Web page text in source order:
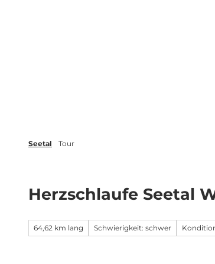
Seetal Tour
Herzschlaufe Seetal
64,62 km lang Schwierigkeit: schwer